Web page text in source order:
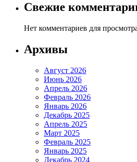
Свежие
Нет комментариев для
Архивы
Август 2026
Июнь 2026
Апрель 2026
Февраль 2026
Январь 2026
Декабрь 2025
Апрель 2025
Март 2025
Февраль 2025
Январь 2025
Декабрь 2024